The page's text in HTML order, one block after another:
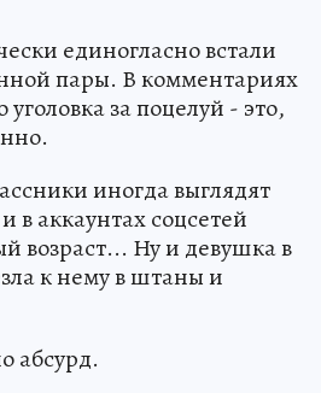
единогласно встали
пары. В комментариях
за поцелуй - это,
иногда выглядят
в аккаунтах соцсетей
возраст... Ну и девушка в
к нему в штаны и
абсурд.